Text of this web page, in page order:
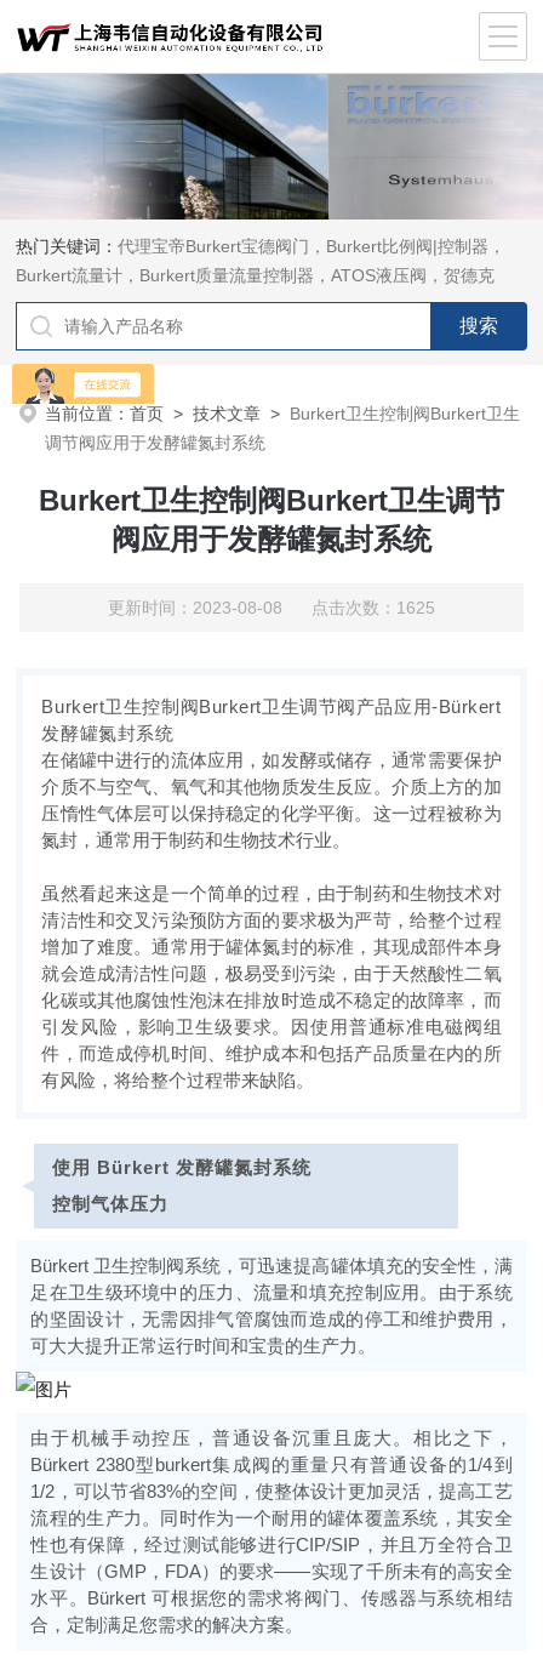
热门关键词：代理宝帝Burkert宝德阀门，Burkert比例阀|控制器，
Burkert流量计，Burkert质量流量控制器，ATOS液压阀，贺德克
HYDAC传感器，ASCO电磁阀，ASCO阀门，REXROTH力士乐阀
泵，安沃驰Aventics电磁阀|气缸，Samson萨姆森定位器
当前位置：首页 >技术文章 > Burkert卫生控制阀Burkert卫生
调节阀应用于发酵罐氮封系统
Burkert卫生控制阀Burkert卫生调节
阀应用于发酵罐氮封系统
更新时间：2023-08-08 点击次数：1625
Burkert卫生控制阀Burkert卫生调节阀产品应用-Bürkert
发酵罐氮封系统
在储罐中进行的流体应用，如发酵或储存，通常需要保护
介质不与空气、氧气和其他物质发生反应。介质上方的加
压惰性气体层可以保持稳定的化学平衡。这一过程被称为
氮封，通常用于制药和生物技术行业。
虽然看起来这是一个简单的过程，由于制药和生物技术对
清洁性和交叉污染预防方面的要求极为严苛，给整个过程
增加了难度。通常用于罐体氮封的标准，其现成部件本身
就会造成清洁性问题，极易受到污染，由于天然酸性二氧
化碳或其他腐蚀性泡沫在排放时造成不稳定的故障率，而
引发风险，影响卫生级要求。因使用普通标准电磁阀组
件，而造成停机时间、维护成本和包括产品质量在内的所
有风险，将给整个过程带来缺陷。
使用 Bürkert 发酵罐氮封系统
控制气体压力
Bürkert 卫生控制阀系统，可迅速提高罐体填充的安全性，满
足在卫生级环境中的压力、流量和填充控制应用。由于系统
的坚固设计，无需因排气管腐蚀而造成的停工和维护费用，
可大大提升正常运行时间和宝贵的生产力。
由于机械手动控压，普通设备沉重且庞大。相比之下，
Bürkert 2380型burkert集成阀的重量只有普通设备的1/4到
1/2，可以节省83%的空间，使整体设计更加灵活，提高工艺
流程的生产力。同时作为一个耐用的罐体覆盖系统，其安全
性也有保障，经过测试能够进行CIP/SIP，并且万全符合卫
生设计（GMP，FDA）的要求——实现了千所未有的高安全
水平。Bürkert 可根据您的需求将阀门、传感器与系统相结
合，定制满足您需求的解决方案。